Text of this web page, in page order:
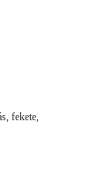
fekete,